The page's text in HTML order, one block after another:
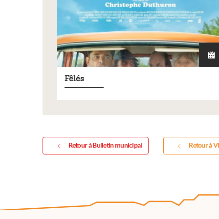
Fêlés
Retour à Bulletin municipal Retour à